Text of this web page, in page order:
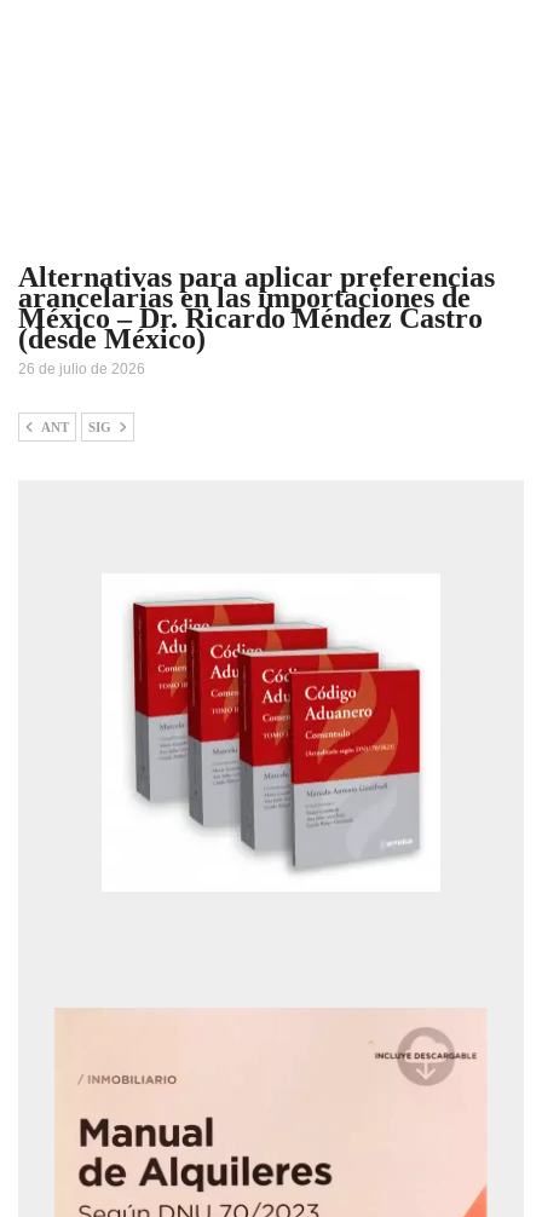
Alternativas para aplicar preferencias
arancelarias en las importaciones de
México – Dr. Ricardo Méndez Castro
(desde México)
26 de julio de 2026
ANT SIG